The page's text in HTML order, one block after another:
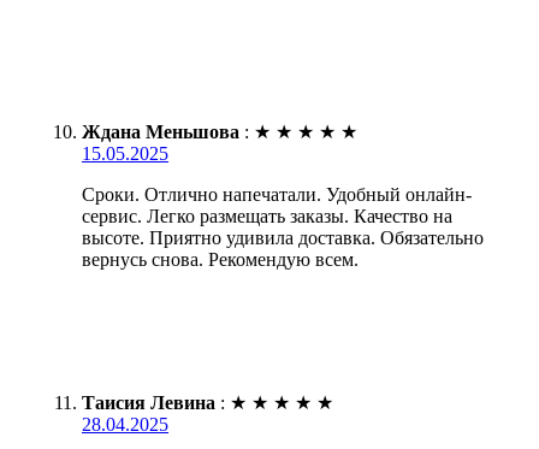
Ждана Меньшова : ★ ★ ★ ★ ★
15.05.2025
Сроки. Отлично напечатали. Удобный онлайн-
сервис. Легко размещать заказы. Качество на
высоте. Приятно удивила доставка. Обязательно
вернусь снова. Рекомендую всем.
Таисия Левина : ★ ★ ★ ★ ★
28.04.2025